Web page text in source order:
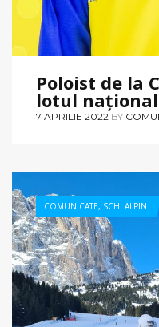
Poloist de la
lotul
7 APRILIE 2022 BY
COMUNICATE, SCHI ALPIN